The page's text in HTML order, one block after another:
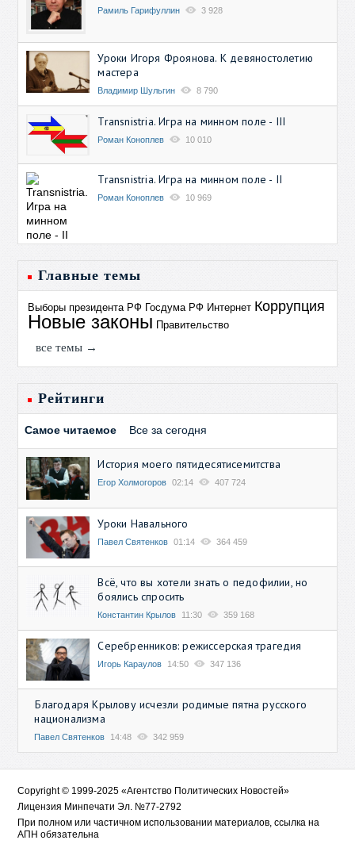
Рамиль Гарифуллин 3 928
Уроки Игоря Фроянова. К девяностолетию
мастера
Владимир Шульгин 8 790
Transnistria. Игра на минном поле - III
Роман Коноплев 10 010
Transnistria. Игра на минном поле - II
Роман Коноплев 10 969
Главные темы
Выборы президента РФ Госдума РФ Интернет Коррупция
Новые законы Правительство
все темы →
Рейтинги
Самое читаемое Все за сегодня
История моего пятидесятисемитства
Егор Холмогоров 02:14 407 724
Уроки Навального
Павел Святенков 01:14 364 459
Всё, что вы хотели знать о педофилии, но
боялись спросить
Константин Крылов 11:30 359 168
Серебренников: режиссерская трагедия
Игорь Караулов 14:50 347 136
Благодаря Крылову исчезли родимые пятна русского
национализма
Павел Святенков 14:48 342 959
Copyright © 1999-2025 «Агентство Политических Новостей»
Лицензия Минпечати Эл. №77-2792
При полном или частичном использовании материалов, ссылка на
АПН обязательна